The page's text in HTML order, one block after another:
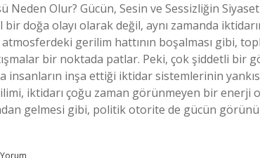
Neden Olur? Gücün, Sesin ve Sessizliğin
doğa olayı olarak değil, aynı zamanda
gerilim hattının boşalması gibi,
bir noktada patlar. Peki, çok şiddetli bir
insanların inşa ettiği iktidar sistemlerinin
iktidarı çoğu zaman görünmeyen bir enerji
gelmesi gibi, politik otorite de gücün